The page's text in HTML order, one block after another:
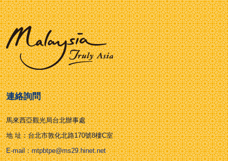
連絡詢問
馬來西亞觀光局台北辦事處
地 址：台北市敦化北路170號8樓C室
E-mail：mtpbtpe@ms29.hinet.net